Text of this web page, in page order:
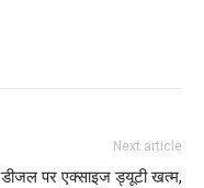
Next article
डीजल पर एक्साइज ड्यूटी खत्म,